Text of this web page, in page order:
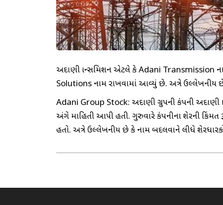
અદાણી ટ્રાન્સમિશન એટલે કે Adani
Solutions નામ રાખવામાં આવ્યું છે. અત્રે ઉલ્લેખનીય
Adani Group Stock: અદાણી ગ્રુપની કંપની
અંગે માહિતી આપી હતી. ગુરુવારે કંપનીના શેરની કિંમત
હતો. અત્રે ઉલ્લેખનીય છે કે નામ બદલવાને લીધે